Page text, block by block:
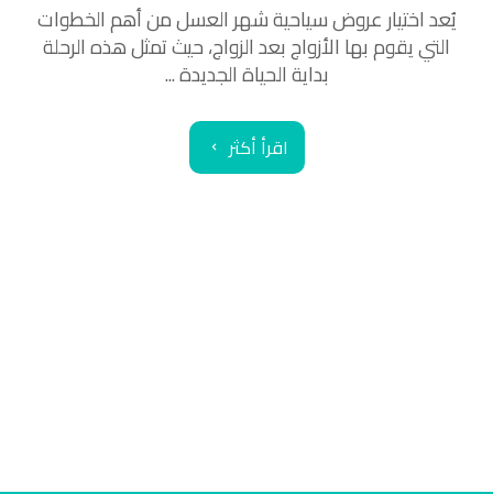
يُعد اختيار عروض سياحية شهر العسل من أهم الخطوات
التي يقوم بها الأزواج بعد الزواج، حيث تمثل هذه الرحلة
بداية الحياة الجديدة ...
اقرأ أكثر